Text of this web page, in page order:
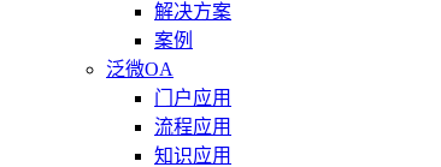
解决方案
案例
泛微OA
门户应用
流程应用
知识应用